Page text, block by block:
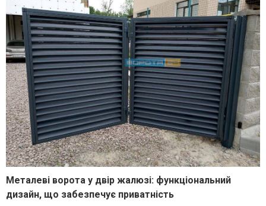
Металеві ворота у двір жалюзі: функціональний
дизайн, що забезпечує приватність